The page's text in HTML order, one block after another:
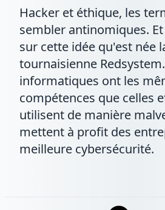
Hacker et éthique, les
sembler antinomiques.
sur cette idée qu'est née
tournaisienne
informatiques ont les
compétences que celles
utilisent de manière
mettent à profit des
meilleure cybersécurité.